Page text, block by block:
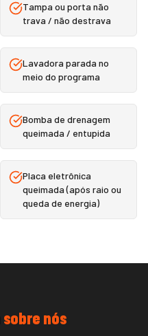
Tampa ou porta não
trava / não destrava
Lavadora parada no
meio do programa
Bomba de drenagem
queimada / entupida
Placa eletrônica
queimada (após raio ou
queda de energia)
sobre nós